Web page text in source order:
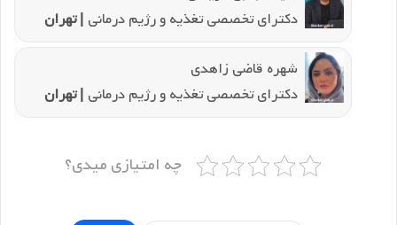
دکترای تخصصی تغذیه و رژیم درمانی | تهران
شهره قاضی زاهدی
دکترای تخصصی تغذیه و رژیم درمانی | تهران
چه امتیازی میدی؟